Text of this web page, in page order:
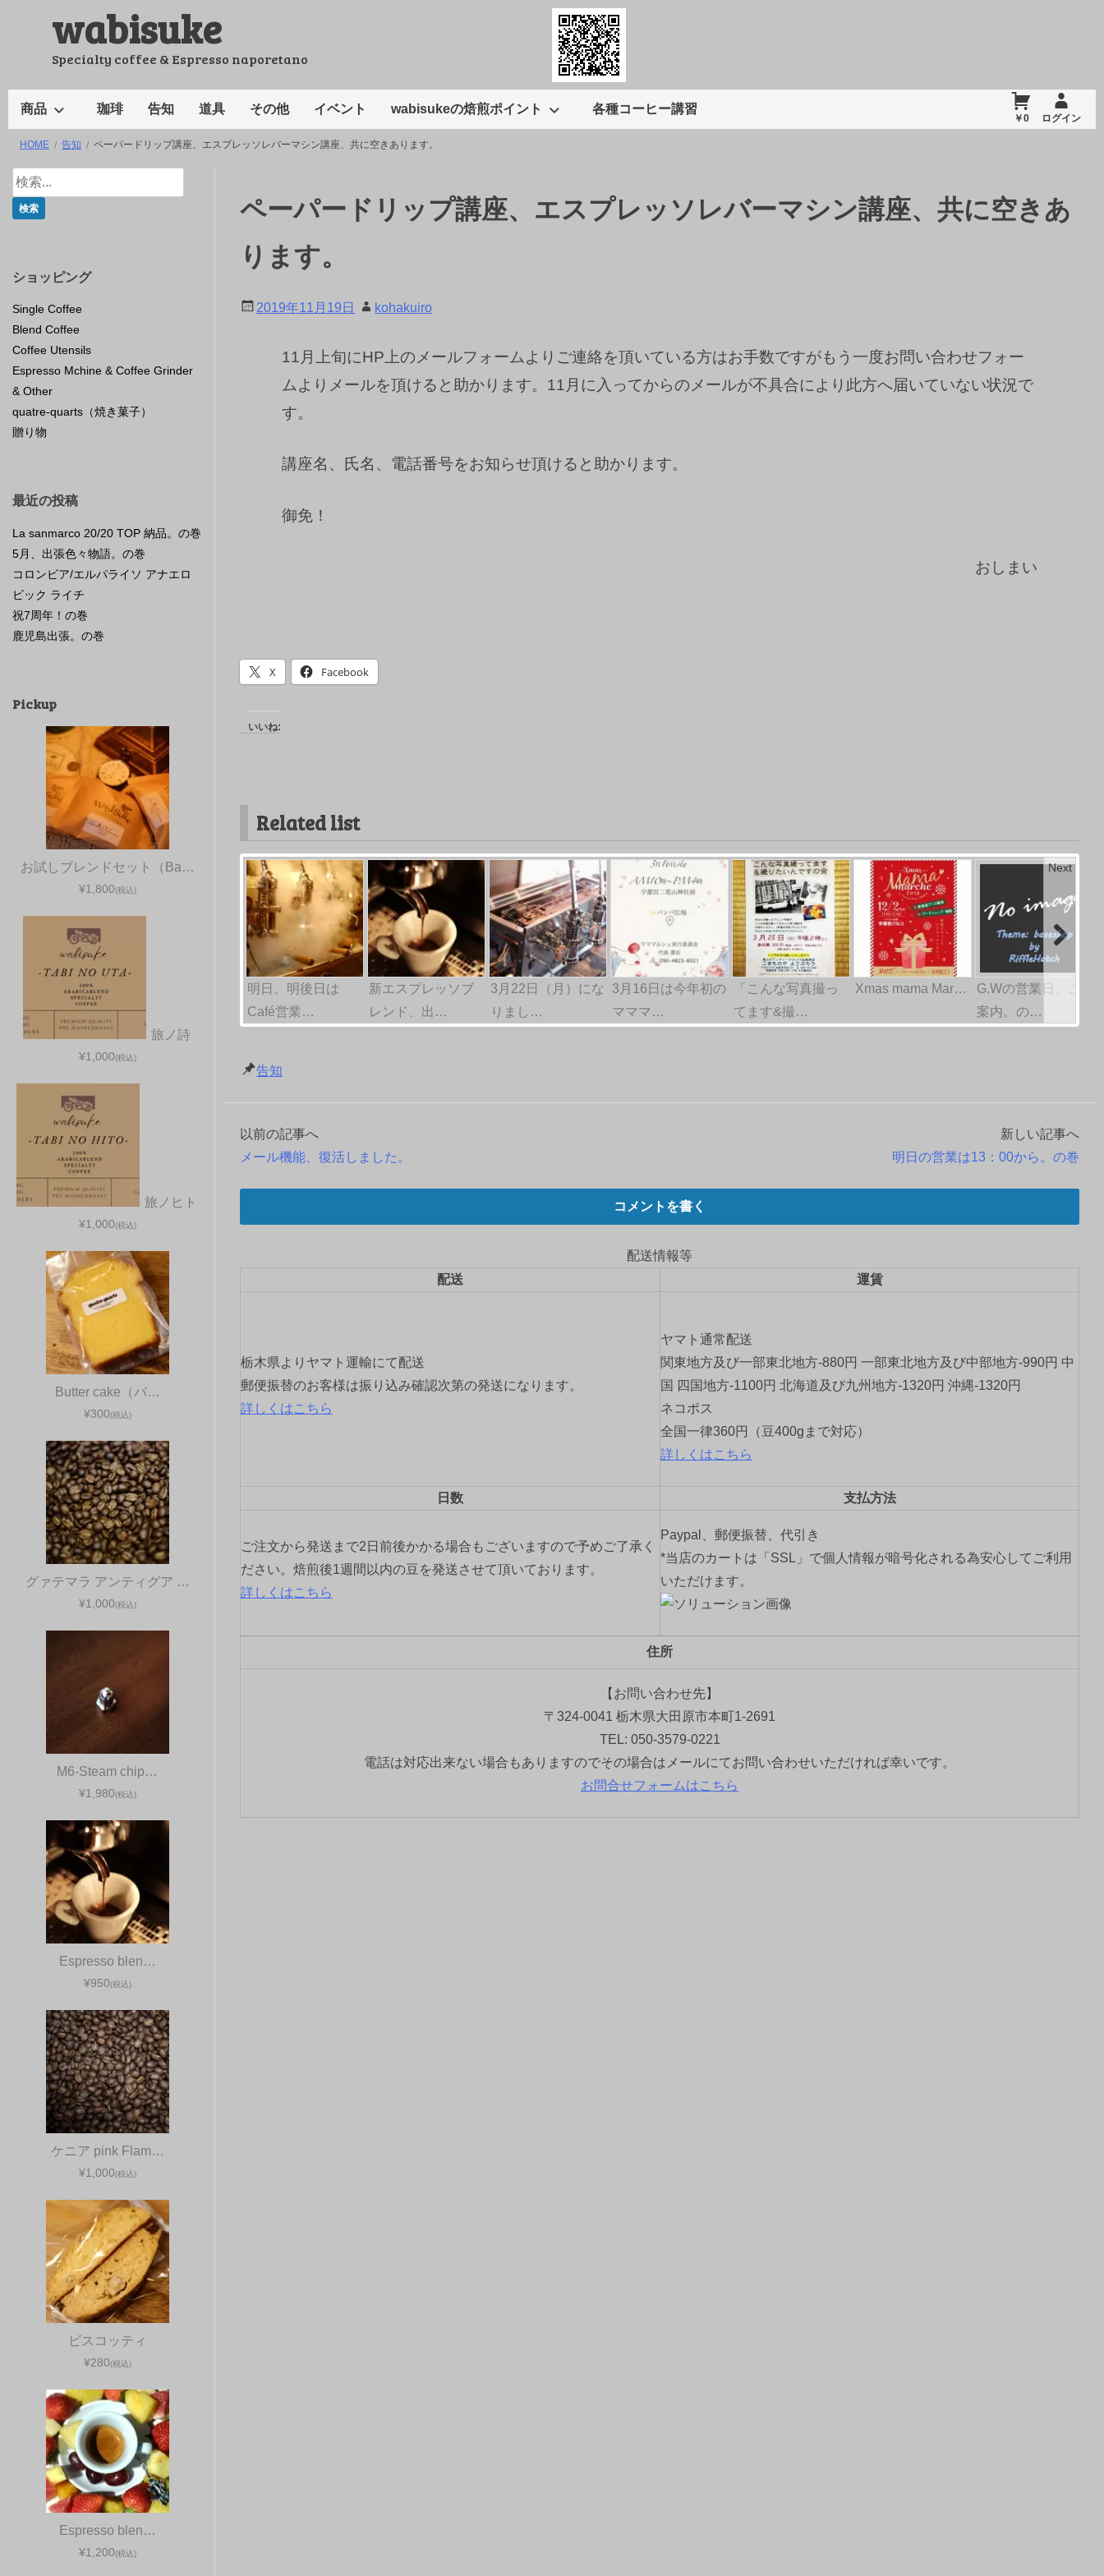
wabisuke
Specialty coffee & Espresso naporetano
商品 珈琲 告知 道具 その他 イベント wabisukeの焙煎ポイント 各種コーヒー講習
￥0 ログイン
HOME 告知 ペーパードリップ講座、エスプレッソレバーマシン講座、共に空きあります。
ペーパードリップ講座、エスプレッソレバーマシン講座、共に空きあ
ります。
2019年11月19日 kohakuiro
11月上旬にHP上のメールフォームよりご連絡を頂いている方はお手数ですがもう一度お問い合わせフォー
ムよりメールを頂けると助かります。11月に入ってからのメールが不具合により此方へ届いていない状況で
す。
講座名、氏名、電話番号をお知らせ頂けると助かります。
御免！
おしまい
X Facebook
いいね:
Related list
明日、明後日は
Café営業…
新エスプレッソブ
レンド、出…
3月22日（月）にな
りまし…
3月16日は今年初の
マママ…
「こんな写真撮っ
てます&撮…
Xmas mama Mar…
G.Wの営業日。ご
案内。の…
Next
告知
投
シ
ョ
ン
以前の記事へ
メール機能、復活しました。
新しい記事へ
明日の営業は13：00から。の巻
コメントを書く
配送情報等
配送
運賃
栃木県よりヤマト運輸にて配送
郵便振替のお客様は振り込み確認次第の発送になります。
詳しくはこちら
ヤマト通常配送
関東地方及び一部東北地方-880円 一部東北地方及び中部地方-990円 中
国 四国地方-1100円 北海道及び九州地方-1320円 沖縄-1320円
ネコポス
全国一律360円（豆400gまで対応）
詳しくはこちら
日数 支払方法
ご注文から発送まで2日前後かかる場合もございますので予めご了承く
ださい。焙煎後1週間以内の豆を発送させて頂いております。
詳しくはこちら
Paypal、郵便振替、代引き
*当店のカートは「SSL」で個人情報が暗号化される為安心してご利用
いただけます。
住所
【お問い合わせ先】
〒324-0041 栃木県大田原市本町1-2691
TEL: 050-3579-0221
電話は対応出来ない場合もありますのでその場合はメールにてお問い合わせいただければ幸いです。
お問合せフォームはこちら
ショッピング
Single Coffee
Blend Coffee
Coffee Utensils
Espresso Mchine & Coffee Grinder
& Other
quatre-quarts（焼き菓子）
贈り物
最近の投稿
La sanmarco 20/20 TOP 納品。の巻
5月、出張色々物語。の巻
コロンビア/エルパライソ アナエロ
ビック ライチ
祝7周年！の巻
鹿児島出張。の巻
Pickup
お試しブレンドセット（Ba…
¥1,800(税込)
旅ノ詩
¥1,000(税込)
旅ノヒト
¥1,000(税込)
Butter cake（バ…
¥300(税込)
グァテマラ アンティグア …
¥1,000(税込)
M6-Steam chip…
¥1,980(税込)
Espresso blen…
¥950(税込)
ケニア pink Flam…
¥1,000(税込)
ビスコッティ
¥280(税込)
Espresso blen…
¥1,200(税込)